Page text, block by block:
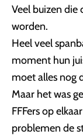
Veel buizen die
worden.
Heel veel
moment hun
moet alles nog
Maar het was
FFFers op
problemen de